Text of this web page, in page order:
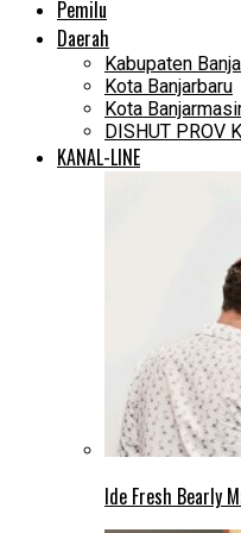
Pemilu
Daerah
Kabupaten
Kota Banjarbaru
Kota
DISHUT PROV
KANAL-LINE
Ide Fresh Bearly